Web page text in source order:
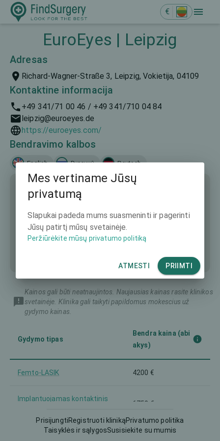
€
EuroEyes | Leipzig
Adresas
Richard-Wagner-Straße 3, Leipzig, Vokietija, 04109
Kontaktine informacija
+49 341/71 00 46 / +49 341/710 04 84
leipzig@euroeyes.de
https://euroeyes.com/
Bendravimo kalbos
English Русский Deutsch
Kainos gali būti neatnaujintos. Naujausias kainas rasite klinikos
svetainėje. Klinika gali taikyti papildomus mokescius už
gydymo kainas.
Gydymo tipas
Bendra kaina (abi
akys)
Femto-LASIK 4200 €
Implantuojamas kontaktinis
6750 €
Intraokulinis lęšis (IOL) 5400 €
PrisijungtiRegistruoti klinikąPrivatumo politika
Taisyklės ir sąlygosSusisiekite su mumis
Mes vertiname Jūsų
privatumą
Slapukai padeda mums suasmeninti ir pagerinti
Jūsų patirtį mūsų svetainėje.
Peržiūrėkite mūsų privatumo politiką
ATMESTI PRIIMTI